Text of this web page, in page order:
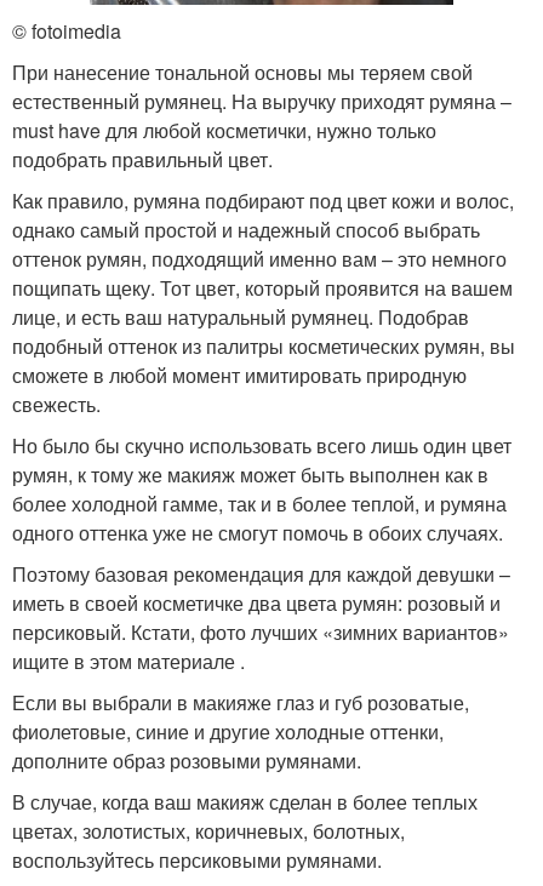
© fotoimedia
При нанесение тональной основы мы теряем свой
естественный румянец. На выручку приходят румяна –
must have для любой косметички, нужно только
подобрать правильный цвет.
Как правило, румяна подбирают под цвет кожи и волос,
однако самый простой и надежный способ выбрать
оттенок румян, подходящий именно вам – это немного
пощипать щеку. Тот цвет, который проявится на вашем
лице, и есть ваш натуральный румянец. Подобрав
подобный оттенок из палитры косметических румян, вы
сможете в любой момент имитировать природную
свежесть.
Но было бы скучно использовать всего лишь один цвет
румян, к тому же макияж может быть выполнен как в
более холодной гамме, так и в более теплой, и румяна
одного оттенка уже не смогут помочь в обоих случаях.
Поэтому базовая рекомендация для каждой девушки –
иметь в своей косметичке два цвета румян: розовый и
персиковый. Кстати, фото лучших «зимних вариантов»
ищите в этом материале .
Если вы выбрали в макияже глаз и губ розоватые,
фиолетовые, синие и другие холодные оттенки,
дополните образ розовыми румянами.
В случае, когда ваш макияж сделан в более теплых
цветах, золотистых, коричневых, болотных,
воспользуйтесь персиковыми румянами.